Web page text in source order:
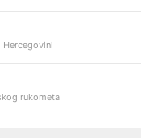
Hercegovini
rukometa